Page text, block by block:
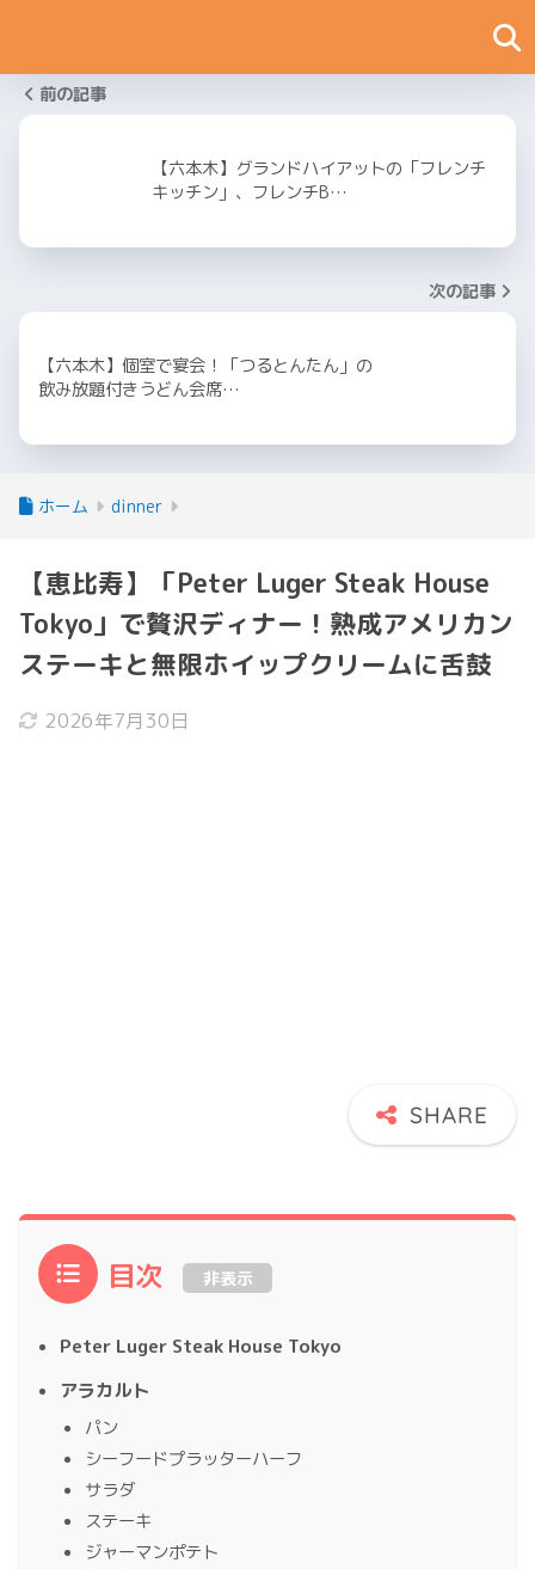
前の記事
【六本木】グランドハイアットの「フレンチ
キッチン」、フレンチB…
次の記事
【六本木】個室で宴会！「つるとんたん」の
飲み放題付きうどん会席…
ホーム dinner
【恵比寿】「Peter Luger Steak House
Tokyo」で贅沢ディナー！熟成アメリカン
ステーキと無限ホイップクリームに舌鼓
2026年7月30日
目次 非表示
Peter Luger Steak House Tokyo
アラカルト
パン
シーフードプラッターハーフ
サラダ
ステーキ
ジャーマンポテト